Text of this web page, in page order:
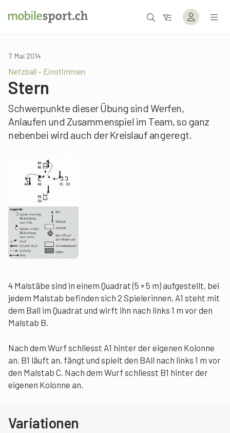
7. Mai 2014
Netzball – Einstimmen
Stern
Schwerpunkte dieser Übung sind Werfen,
Anlaufen und Zusammenspiel im Team, so ganz
nebenbei wird auch der Kreislauf angeregt.
4 Malstäbe sind in einem Quadrat (5 × 5 m) aufgestellt, bei
jedem Malstab befinden sich 2 Spielerinnen. A1 steht mit
dem Ball im Quadrat und wirft ihn nach links 1 m vor den
Malstab B.
Nach dem Wurf schliesst A1 hinter der eigenen Kolonne
an. B1 läuft an, fängt und spielt den BAll nach links 1 m vor
den Malstab C. Nach dem Wurf schliesst B1 hinter der
eigenen Kolonne an.
Variationen